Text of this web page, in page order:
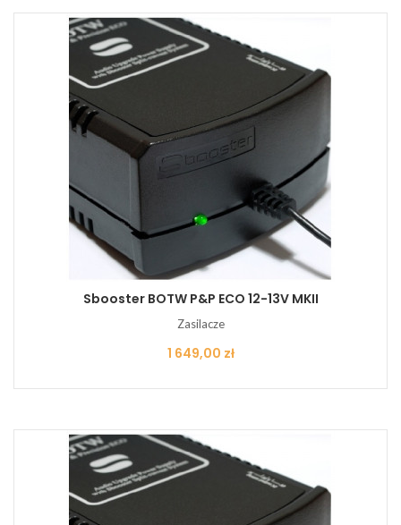
Sbooster BOTW P&P ECO 12-13V MKII
Zasilacze
Cena
1 649,00 zł